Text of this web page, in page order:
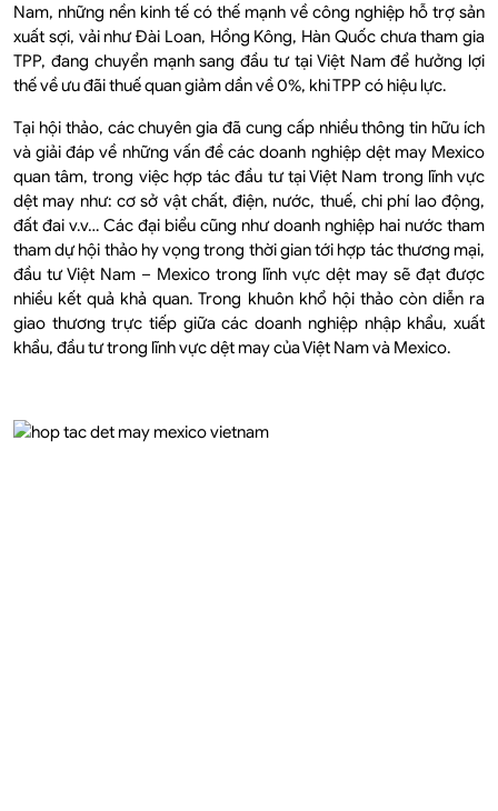
Nam, những nền kinh tế có thế mạnh về công nghiệp hỗ trợ sản
xuất sợi, vải như Đài Loan, Hồng Kông, Hàn Quốc chưa tham gia
TPP, đang chuyển mạnh sang đầu tư tại Việt Nam để hưởng lợi
thế về ưu đãi thuế quan giảm dần về 0%, khi TPP có hiệu lực.
Tại hội thảo, các chuyên gia đã cung cấp nhiều thông tin hữu ích
và giải đáp về những vấn đề các doanh nghiệp dệt may Mexico
quan tâm, trong việc hợp tác đầu tư tại Việt Nam trong lĩnh vực
dệt may như: cơ sở vật chất, điện, nước, thuế, chi phí lao động,
đất đai v.v… Các đại biểu cũng như doanh nghiệp hai nước tham
tham dự hội thảo hy vọng trong thời gian tới hợp tác thương mại,
đầu tư Việt Nam – Mexico trong lĩnh vực dệt may sẽ đạt được
nhiều kết quả khả quan. Trong khuôn khổ hội thảo còn diễn ra
giao thương trực tiếp giữa các doanh nghiệp nhập khẩu, xuất
khẩu, đầu tư trong lĩnh vực dệt may của Việt Nam và Mexico.